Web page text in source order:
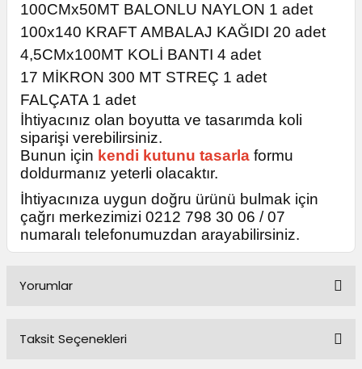
100CMx50MT BALONLU NAYLON 1 adet
100x140 KRAFT AMBALAJ KAĞIDI 20 adet
4,5CMx100MT KOLİ BANTI 4 adet
17 MİKRON 300 MT STREÇ 1 adet
FALÇATA 1 adet
İhtiyacınız olan boyutta ve tasarımda koli
siparişi verebilirsiniz.
Bunun için kendi kutunu tasarla formu
doldurmanız yeterli olacaktır.
İhtiyacınıza uygun doğru ürünü bulmak için
çağrı merkezimizi 0212 798 30 06 / 07
numaralı telefonumuzdan arayabilirsiniz.
Yorumlar
Taksit Seçenekleri